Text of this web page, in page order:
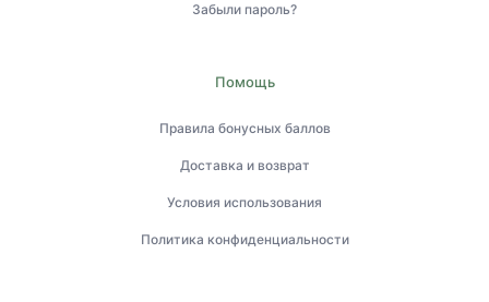
Забыли пароль?
Помощь
Правила бонусных баллов
Доставка и возврат
Условия использования
Политика конфиденциальности